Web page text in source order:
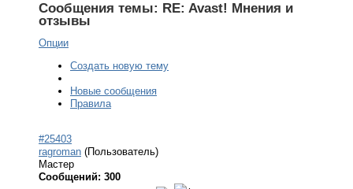
Сообщения темы: RE: Avast! Мнения и
отзывы
Опции
Создать новую тему
Новые сообщения
Правила
#25403
ragroman (Пользователь)
Мастер
Сообщений: 300